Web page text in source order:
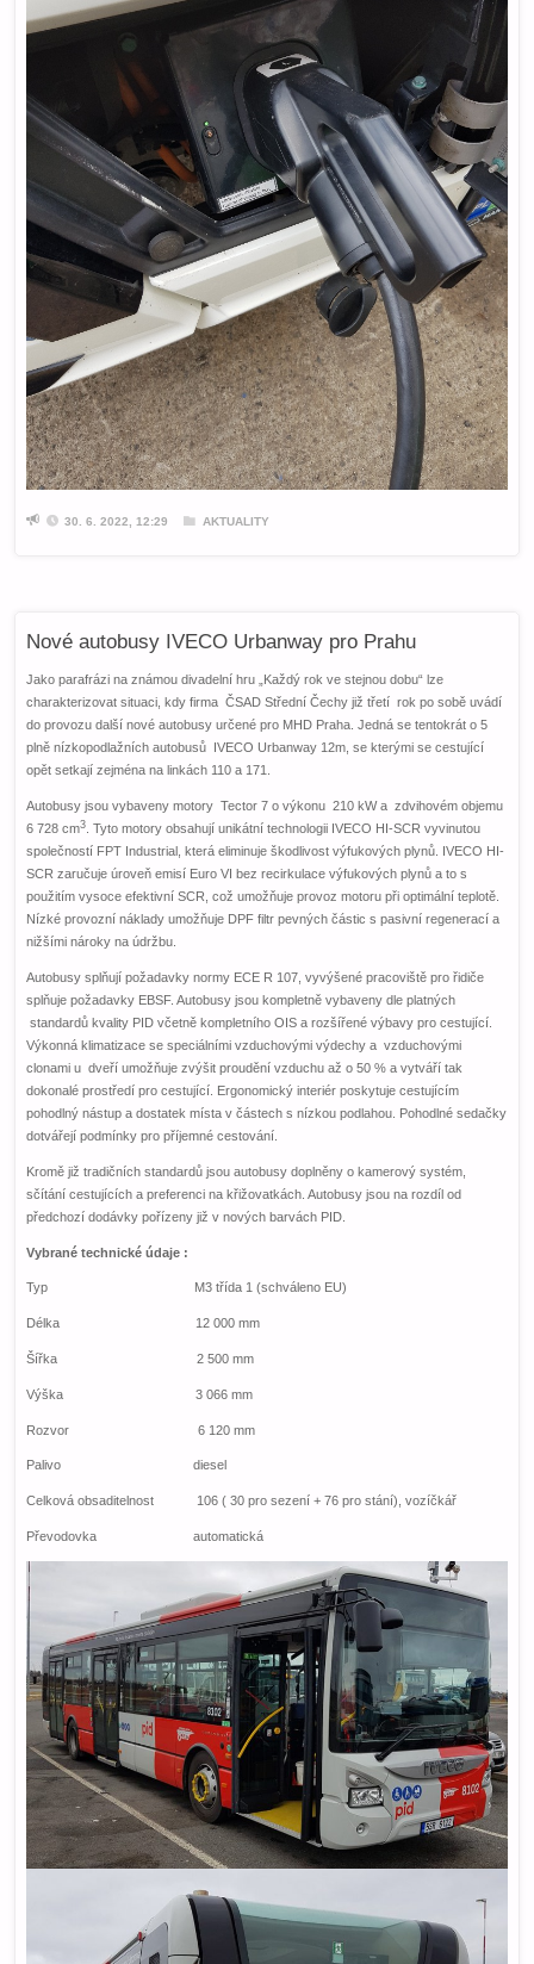
30. 6. 2022, 12:29 AKTUALITY
Nové autobusy IVECO Urbanway pro Prahu
Jako parafrázi na známou divadelní hru „Každý rok ve stejnou dobu“ lze
charakterizovat situaci, kdy firma ČSAD Střední Čechy již třetí rok po sobě uvádí
do provozu další nové autobusy určené pro MHD Praha. Jedná se tentokrát o 5
plně nízkopodlažních autobusů IVECO Urbanway 12m, se kterými se cestující
opět setkají zejména na linkách 110 a 171.
Autobusy jsou vybaveny motory Tector 7 o výkonu 210 kW a zdvihovém objemu
6 728 cm3. Tyto motory obsahují unikátní technologii IVECO HI-SCR vyvinutou
společností FPT Industrial, která eliminuje škodlivost výfukových plynů. IVECO HI-
SCR zaručuje úroveň emisí Euro VI bez recirkulace výfukových plynů a to s
použitím vysoce efektivní SCR, což umožňuje provoz motoru při optimální teplotě.
Nízké provozní náklady umožňuje DPF filtr pevných částic s pasivní regenerací a
nižšími nároky na údržbu.
Autobusy splňují požadavky normy ECE R 107, vyvýšené pracoviště pro řidiče
splňuje požadavky EBSF. Autobusy jsou kompletně vybaveny dle platných
standardů kvality PID včetně kompletního OIS a rozšířené výbavy pro cestující.
Výkonná klimatizace se speciálními vzduchovými výdechy a vzduchovými
clonami u dveří umožňuje zvýšit proudění vzduchu až o 50 % a vytváří tak
dokonalé prostředí pro cestující. Ergonomický interiér poskytuje cestujícím
pohodlný nástup a dostatek místa v částech s nízkou podlahou. Pohodlné sedačky
dotvářejí podmínky pro příjemné cestování.
Kromě již tradičních standardů jsou autobusy doplněny o kamerový systém,
sčítání cestujících a preferenci na křižovatkách. Autobusy jsou na rozdíl od
předchozí dodávky pořízeny již v nových barvách PID.
Vybrané technické údaje :
Typ M3 třída 1 (schváleno EU)
Délka 12 000 mm
Šířka 2 500 mm
Výška 3 066 mm
Rozvor 6 120 mm
Palivo diesel
Celková obsaditelnost 106 ( 30 pro sezení + 76 pro stání), vozíčkář
Převodovka automatická